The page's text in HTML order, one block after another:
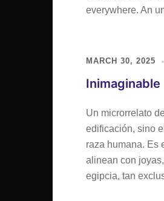
everywhere. An
MARCH 30, 2025
Inimaginable
Un microrrelato
edificación, sino
raza humana. Es
alinean con
egipcia, tan